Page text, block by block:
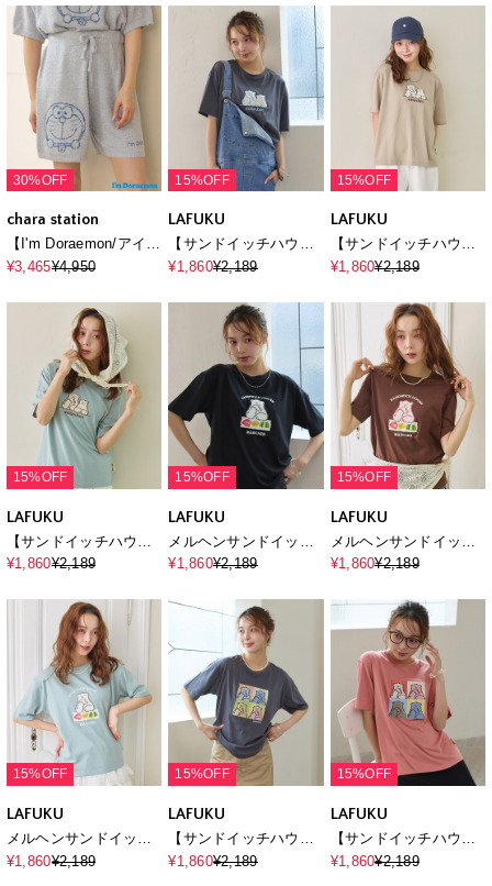
半袖トップスルームウ
ェア《ドラえもん/ドラ
ミちゃん》◆上下別売
り◆
半袖トップスルームウ
ェア《ドラえもん/ドラ
ミちゃん》◆上下別売
ショートパンツルーム
ウェア《ドラえもん/ド
ラミちゃん》◆上下別
30%OFF
chara station
【I'm Doraemon/アイム
ドラえもん】もちふわ
ショートパンツルーム
ウェア《ドラえもん/ド
ラミちゃん》◆上下別
売り◆
¥3,465¥4,950
15%OFF
LAFUKU
【サンドイッチハウス
メルヘン】サガラ刺繍
¥1,860¥2,189
15%OFF
LAFUKU
【サンドイッチハウス
メルヘン】サガラ刺繍
¥1,860¥2,189
15%OFF
LAFUKU
【サンドイッチハウス
メルヘン】サガラ刺繍
¥1,860¥2,189
15%OFF
LAFUKU
メルヘンサンドイッチ
ロゴ5分袖T
¥1,860¥2,189
15%OFF
LAFUKU
メルヘンサンドイッチ
ロゴ5分袖T
¥1,860¥2,189
15%OFF
LAFUKU
メルヘンサンドイッチ
ロゴ5分袖T
¥1,860¥2,189
15%OFF
LAFUKU
【サンドイッチハウス
メルヘン】サガラ刺繍
¥1,860¥2,189
15%OFF
LAFUKU
【サンドイッチハウス
メルヘン】サガラ刺繍
¥1,860¥2,189